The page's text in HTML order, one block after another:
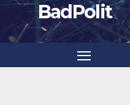
BadPolit